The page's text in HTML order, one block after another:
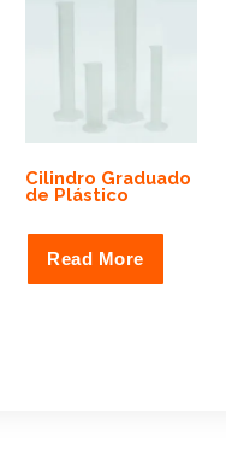
Cilindro Graduado
de Plástico
Read More